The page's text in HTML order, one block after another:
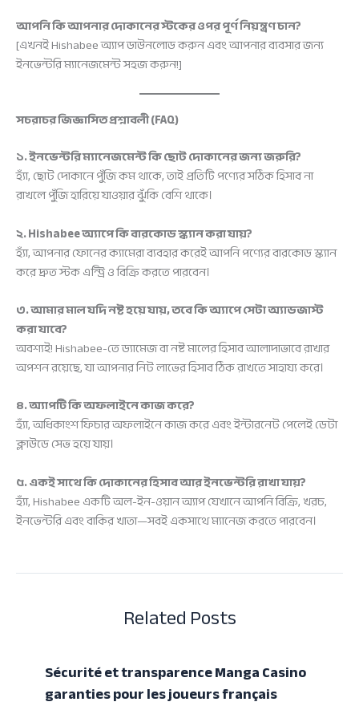
আপনি কি আপনার দোকানের স্টকের ওপর পূর্ণ নিয়ন্ত্রণ চান?
[এখনই Hishabee অ্যাপ ডাউনলোড করুন এবং আপনার ব্যবসার জন্য
ইনভেন্টরি ম্যানেজমেন্ট সহজ করুন!]
সচরাচর জিজ্ঞাসিত প্রশ্নাবলী (FAQ)
১. ইনভেন্টরি ম্যানেজমেন্ট কি ছোট দোকানের জন্য জরুরি?
হ্যাঁ, ছোট দোকানে পুঁজি কম থাকে, তাই প্রতিটি পণ্যের সঠিক হিসাব না
রাখলে পুঁজি হারিয়ে যাওয়ার ঝুঁকি বেশি থাকে।
২. Hishabee অ্যাপে কি বারকোড স্ক্যান করা যায়?
হ্যাঁ, আপনার ফোনের ক্যামেরা ব্যবহার করেই আপনি পণ্যের বারকোড স্ক্যান
করে দ্রুত স্টক এন্ট্রি ও বিক্রি করতে পারবেন।
৩. আমার মাল যদি নষ্ট হয়ে যায়, তবে কি অ্যাপে সেটা অ্যাডজাস্ট
করা যাবে?
অবশ্যই! Hishabee-তে ড্যামেজ বা নষ্ট মালের হিসাব আলাদাভাবে রাখার
অপশন রয়েছে, যা আপনার নিট লাভের হিসাব ঠিক রাখতে সাহায্য করে।
৪. অ্যাপটি কি অফলাইনে কাজ করে?
হ্যাঁ, অধিকাংশ ফিচার অফলাইনে কাজ করে এবং ইন্টারনেট পেলেই ডেটা
ক্লাউডে সেভ হয়ে যায়।
৫. একই সাথে কি দোকানের হিসাব আর ইনভেন্টরি রাখা যায়?
হ্যাঁ, Hishabee একটি অল-ইন-ওয়ান অ্যাপ যেখানে আপনি বিক্রি, খরচ,
ইনভেন্টরি এবং বাকির খাতা—সবই একসাথে ম্যানেজ করতে পারবেন।
Related Posts
Sécurité et transparence Manga Casino
garanties pour les joueurs français